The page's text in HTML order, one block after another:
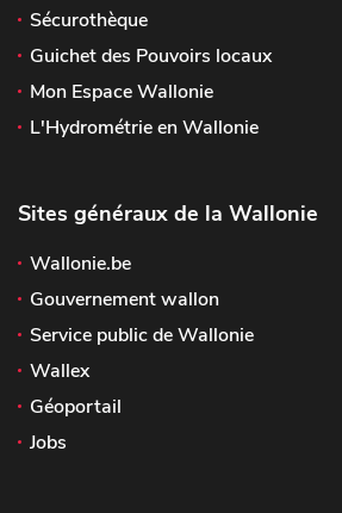
Sécurothèque
Guichet des Pouvoirs locaux
Mon Espace Wallonie
L'Hydrométrie en Wallonie
Sites généraux de la Wallonie
Wallonie.be
Gouvernement wallon
Service public de Wallonie
Wallex
Géoportail
Jobs